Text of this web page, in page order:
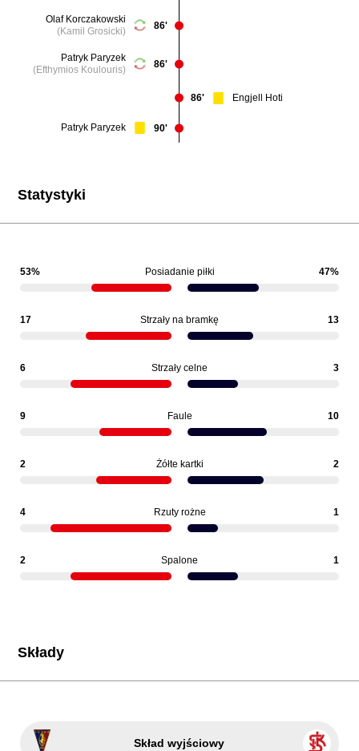
Olaf Korczakowski
(Kamil Grosicki)
86'
Patryk Paryzek
(Efthymios Koulouris)
86'
86' Engjell Hoti
Patryk Paryzek 90'
Statystyki
Posiadanie piłki
53% 47%
Strzały na bramkę
17 13
Strzały celne
6 3
Faule
9 10
Żółte kartki
2 2
Rzuty rożne
4 1
Spalone
2 1
Składy
Skład wyjściowy